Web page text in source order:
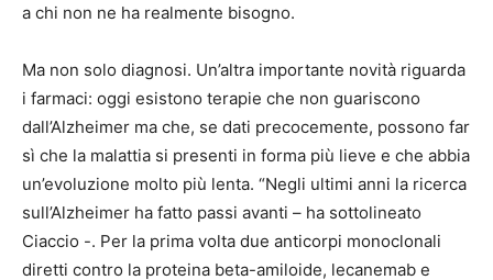
a chi non ne ha realmente bisogno.
Ma non solo diagnosi. Un’altra importante novità riguarda
i farmaci: oggi esistono terapie che non guariscono
dall’Alzheimer ma che, se dati precocemente, possono far
sì che la malattia si presenti in forma più lieve e che abbia
un’evoluzione molto più lenta. “Negli ultimi anni la ricerca
sull’Alzheimer ha fatto passi avanti – ha sottolineato
Ciaccio -. Per la prima volta due anticorpi monoclonali
diretti contro la proteina beta-amiloide, lecanemab e